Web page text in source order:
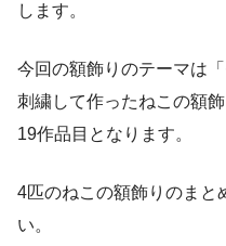
します。
今回の額飾りのテーマは「
刺繍して作ったねこの額
19作品目となります。
4匹のねこの額飾りのまと
い。